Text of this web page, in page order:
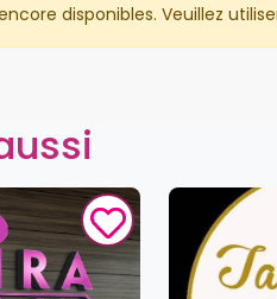
disponibles. Veuillez